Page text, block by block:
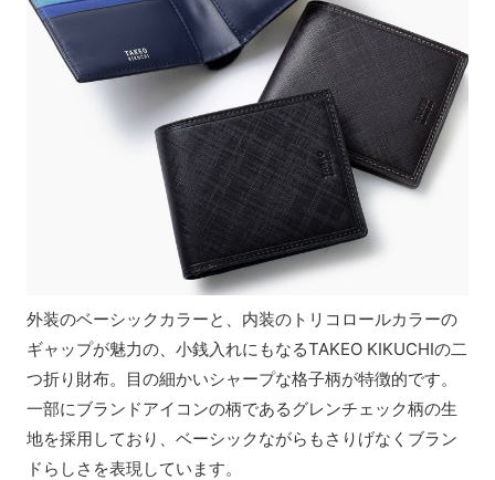
外装のベーシックカラーと、内装のトリコロールカラーの
ギャップが魅力の、小銭入れにもなるTAKEO KIKUCHIの二
つ折り財布。目の細かいシャープな格子柄が特徴的です。
一部にブランドアイコンの柄であるグレンチェック柄の生
地を採用しており、ベーシックながらもさりげなくブラン
ドらしさを表現しています。